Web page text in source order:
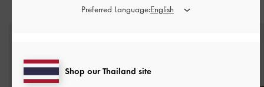
สไตล์ลุคด้วย
Shop our Thailand site
Preferred Language: